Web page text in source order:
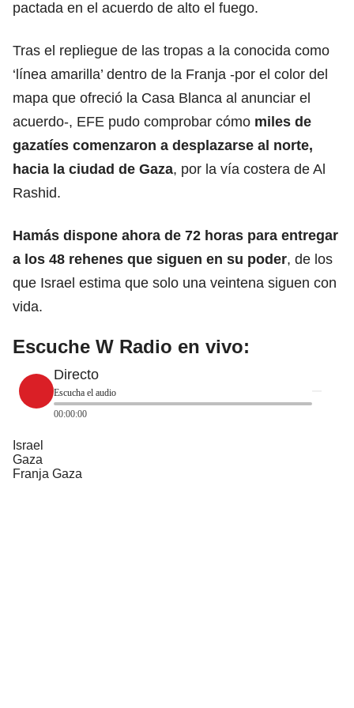
pactada en el acuerdo de alto el fuego.
Tras el repliegue de las tropas a la conocida como
‘línea amarilla’ dentro de la Franja -por el color del
mapa que ofreció la Casa Blanca al anunciar el
acuerdo-, EFE pudo comprobar cómo miles de
gazatíes comenzaron a desplazarse al norte,
hacia la ciudad de Gaza, por la vía costera de Al
Rashid.
Hamás dispone ahora de 72 horas para entregar
a los 48 rehenes que siguen en su poder, de los
que Israel estima que solo una veintena siguen con
vida.
Escuche W Radio en vivo:
Directo
Escucha el audio
00:00:00
Israel
Gaza
Franja Gaza